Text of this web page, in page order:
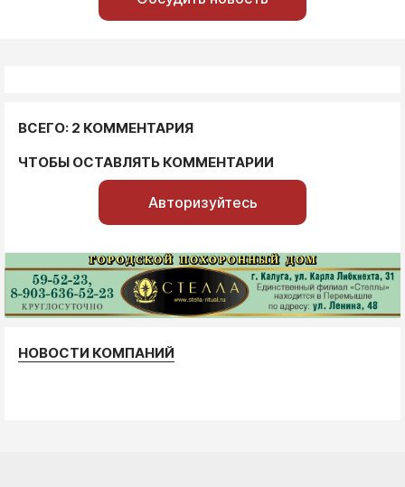
ВСЕГО: 2 КОММЕНТАРИЯ
ЧТОБЫ ОСТАВЛЯТЬ КОММЕНТАРИИ
Авторизуйтесь
НОВОСТИ КОМПАНИЙ